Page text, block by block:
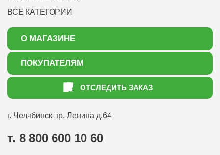
ВСЕ КАТЕГОРИИ
О МАГАЗИНЕ
О нас
Акции
ПОКУПАТЕЛЯМ
Как оформить заказ
Статьи садоводу
Оптовым покупателям
ОТСЛЕДИТЬ ЗАКАЗ
г. Челябинск пр. Ленина д.64
т. 8 800 600 10 60